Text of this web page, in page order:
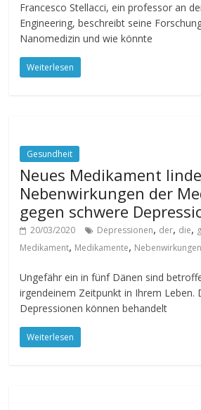
Francesco Stellacci, ein professor an
Engineering, beschreibt seine
Nanomedizin und wie könnte
Weiterlesen
Gesundheit
Neues Medikament
Nebenwirkungen der
gegen schwere
20/03/2020 Depressionen, der, die,
Medikament, Medikamente, Nebenwirkungen
Ungefähr ein in fünf Dänen sind
irgendeinem Zeitpunkt in Ihrem Leben.
Depressionen können behandelt
Weiterlesen